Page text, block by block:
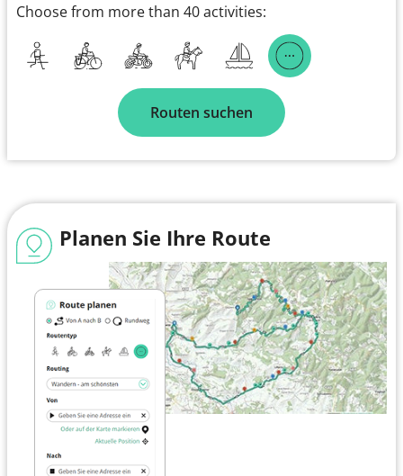
Choose from more than 40 activities:
Routen suchen
Planen Sie Ihre Route